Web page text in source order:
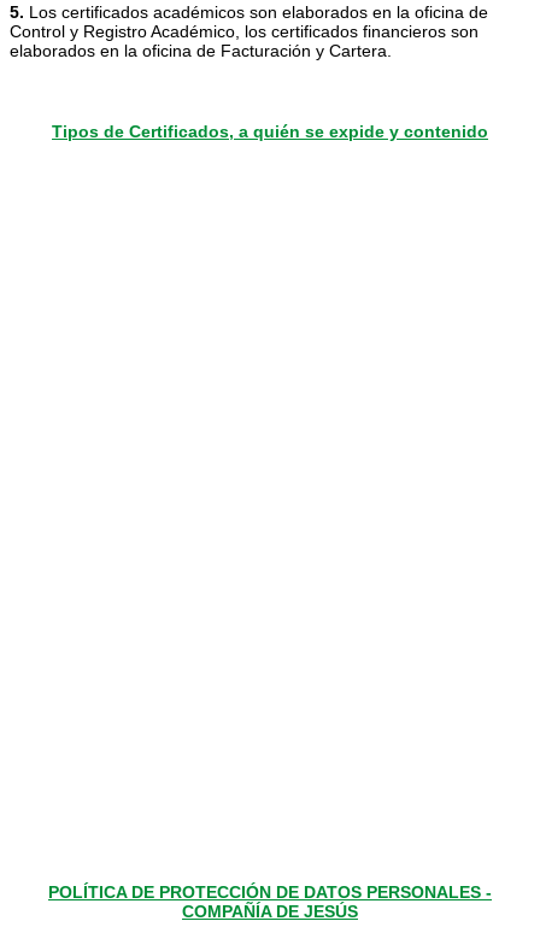
5. Los certificados académicos son elaborados en la oficina de
Control y Registro Académico, los certificados financieros son
elaborados en la oficina de Facturación y Cartera.
Tipos de Certificados, a quién se expide y contenido
POLÍTICA DE PROTECCIÓN DE DATOS PERSONALES -
COMPAÑÍA DE JESÚS